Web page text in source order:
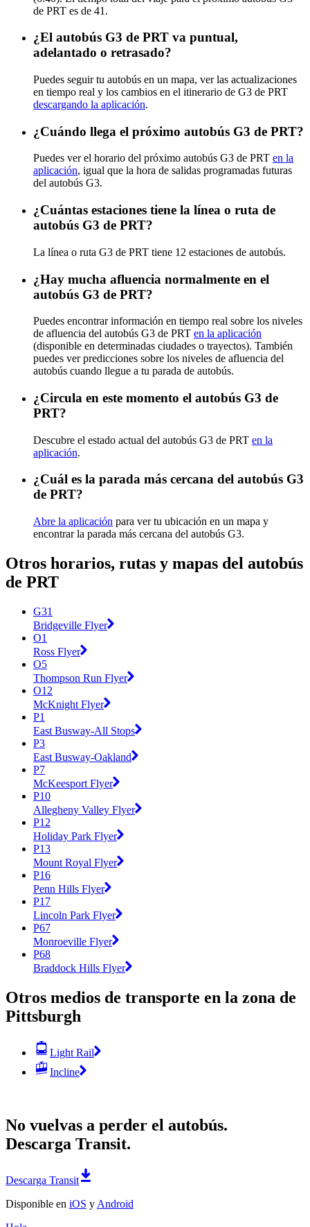
de PRT es de 41.
¿El autobús G3 de PRT va puntual,
adelantado o retrasado?
Puedes seguir tu autobús en un mapa, ver las actualizaciones
en tiempo real y los cambios en el itinerario de G3 de PRT
descargando la aplicación.
¿Cuándo llega el próximo autobús G3 de PRT?
Puedes ver el horario del próximo autobús G3 de PRT en la
aplicación, igual que la hora de salidas programadas futuras
del autobús G3.
¿Cuántas estaciones tiene la línea o ruta de
autobús G3 de PRT?
La línea o ruta G3 de PRT tiene 12 estaciones de autobús.
¿Hay mucha afluencia normalmente en el
autobús G3 de PRT?
Puedes encontrar información en tiempo real sobre los niveles
de afluencia del autobús G3 de PRT en la aplicación
(disponible en determinadas ciudades o trayectos). También
puedes ver predicciones sobre los niveles de afluencia del
autobús cuando llegue a tu parada de autobús.
¿Circula en este momento el autobús G3 de
PRT?
Descubre el estado actual del autobús G3 de PRT en la
aplicación.
¿Cuál es la parada más cercana del autobús G3
de PRT?
Abre la aplicación para ver tu ubicación en un mapa y
encontrar la parada más cercana del autobús G3.
Otros horarios, rutas y mapas del autobús
de PRT
G31
Bridgeville Flyer
O1
Ross Flyer
O5
Thompson Run Flyer
O12
McKnight Flyer
P1
East Busway-All Stops
P3
East Busway-Oakland
P7
McKeesport Flyer
P10
Allegheny Valley Flyer
P12
Holiday Park Flyer
P13
Mount Royal Flyer
P16
Penn Hills Flyer
P17
Lincoln Park Flyer
P67
Monroeville Flyer
P68
Braddock Hills Flyer
Otros medios de transporte en la zona de
Pittsburgh
Light Rail
Incline
No vuelvas a perder el autobús.
Descarga Transit.
Descarga Transit
Disponible en iOS y Android